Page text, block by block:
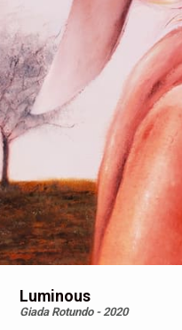
Luminous
Giada Rotundo - 2020